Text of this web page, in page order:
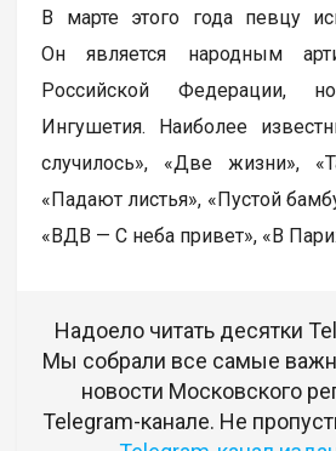
В марте этого года певцу
Он является народным
Российской Федерации,
Ингушетия. Наиболее
случилось», «Две жизни»,
«Падают листья», «Пустой
«ВДВ — С неба привет», «В
Надоело читать десятки
Мы собрали все самые
новости Московского
Telegram-канале. Не